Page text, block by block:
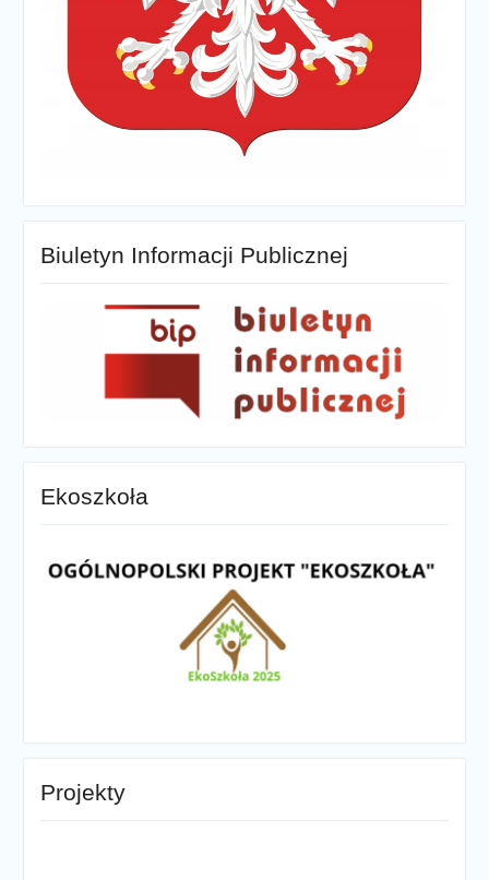
Biuletyn Informacji Publicznej
Ekoszkoła
Projekty